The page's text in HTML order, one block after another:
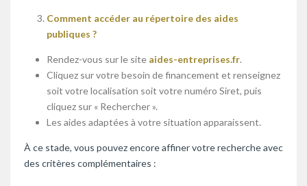
Comment accéder au répertoire des aides
publiques ?
Rendez-vous sur le site aides-entreprises.fr.
Cliquez sur votre besoin de financement et renseignez
soit votre localisation soit votre numéro Siret, puis
cliquez sur « Rechercher ».
Les aides adaptées à votre situation apparaissent.
À ce stade, vous pouvez encore affiner votre recherche avec
des critères complémentaires :